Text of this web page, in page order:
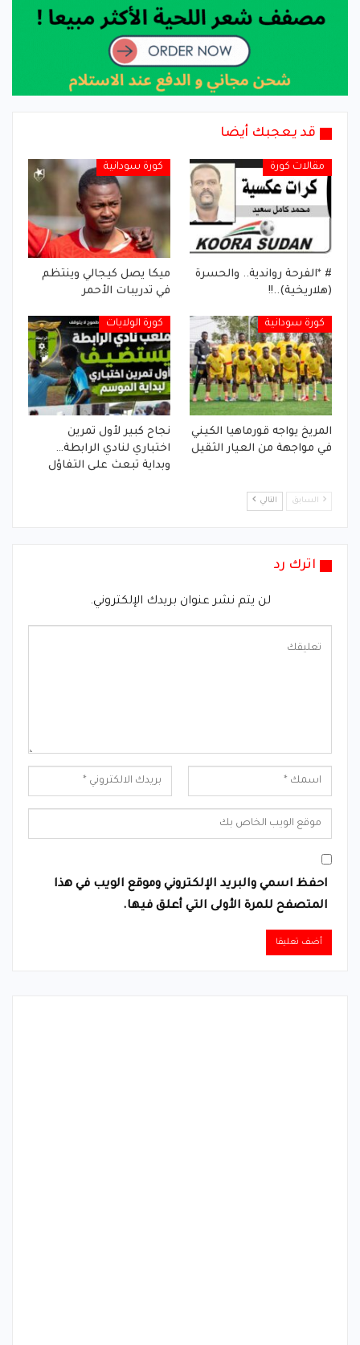
قد يعجبك أيضا
مقالات كورة
# *الفرحة رواندية.. والحسرة
(هلاريخية)..!!
كورة سودانية
ميكا يصل كيجالي وينتظم
في تدريبات الأحمر
كورة سودانية
المريخ يواجه قورماهيا الكيني
في مواجهة من العيار الثقيل
كورة الولايات
نجاح كبير لأول تمرين
اختباري لنادي الرابطة…
وبداية تبعث على التفاؤل
السابق التالي
اترك رد
لن يتم نشر عنوان بريدك الإلكتروني.
احفظ اسمي والبريد الإلكتروني وموقع الويب في هذا
المتصفح للمرة الأولى التي أعلق فيها.